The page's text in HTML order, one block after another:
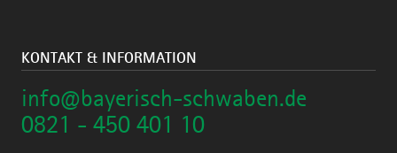
KONTAKT & INFORMATION
info@bayerisch-schwaben.de
0821 - 450 401 10